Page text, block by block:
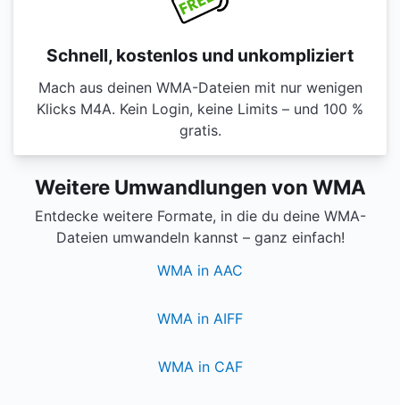
Schnell, kostenlos und unkompliziert
Mach aus deinen WMA-Dateien mit nur wenigen
Klicks M4A. Kein Login, keine Limits – und 100 %
gratis.
Weitere Umwandlungen von WMA
Entdecke weitere Formate, in die du deine WMA-
Dateien umwandeln kannst – ganz einfach!
WMA in AAC
WMA in AIFF
WMA in CAF